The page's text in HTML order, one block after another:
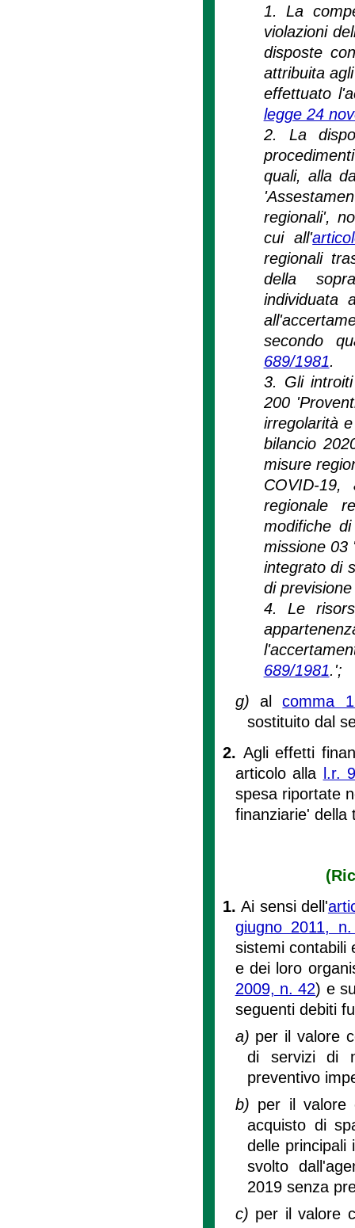
1. La
violazioni
disposte
attribuita
effettuato
legge 24
2. La
quali, alla
regionali',
cui all'
regionali
della
individuata
secondo
689/1981.
3. Gli
200
irregolarità
bilancio
misure
COVID-
regionale
modifiche
missione 03
integrato di
di
4. Le
689/1981.';
g) alcomma
sostituito dal
2. Agli effetti
articolo alla
l.r.
spesa riportate
finanziarie' della
1.Ai sensi dell'
giugno 2011,
sistemi contabili
e dei loro
2009, n. 42) e
seguenti debiti
a) per il valore
di servizi di
preventivo
b) per il valore
acquisto di
delle principali
svolto
2019 senza
c) per il valore